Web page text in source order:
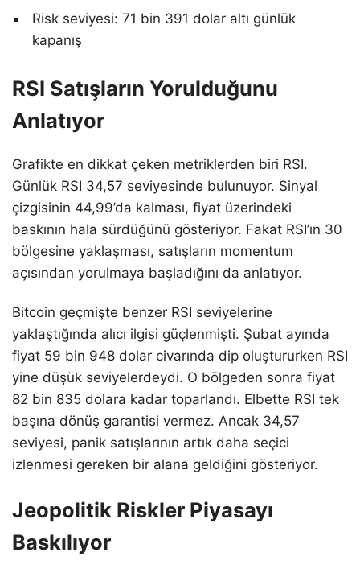
Risk seviyesi: 71 bin 391 dolar altı günlük
kapanış
RSI Satışların Yorulduğunu
Anlatıyor
Grafikte en dikkat çeken metriklerden biri RSI.
Günlük RSI 34,57 seviyesinde bulunuyor. Sinyal
çizgisinin 44,99’da kalması, fiyat üzerindeki
baskının hala sürdüğünü gösteriyor. Fakat RSI’ın 30
bölgesine yaklaşması, satışların momentum
açısından yorulmaya başladığını da anlatıyor.
Bitcoin geçmişte benzer RSI seviyelerine
yaklaştığında alıcı ilgisi güçlenmişti. Şubat ayında
fiyat 59 bin 948 dolar civarında dip oluştururken RSI
yine düşük seviyelerdeydi. O bölgeden sonra fiyat
82 bin 835 dolara kadar toparlandı. Elbette RSI tek
başına dönüş garantisi vermez. Ancak 34,57
seviyesi, panik satışlarının artık daha seçici
izlenmesi gereken bir alana geldiğini gösteriyor.
Jeopolitik Riskler Piyasayı
Baskılıyor